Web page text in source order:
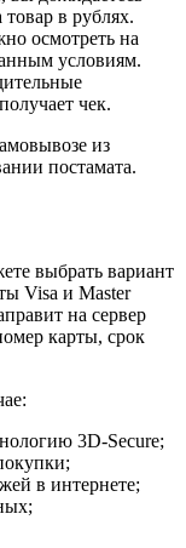
товар в рублях.
осмотреть на
условиям.
чек.
из
постамата.
выбрать вариант
Visa и Master
на сервер
карты, срок
3D-Secure;
в интернете;